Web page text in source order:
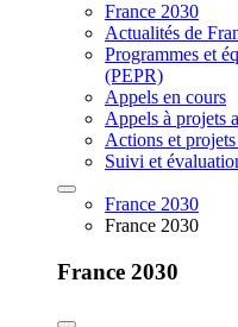
France 2030
Actualités de
Programmes et
(PEPR)
Appels en cours
Appels à projets
Actions et
Suivi et
France 2030
France 2030
France 2030